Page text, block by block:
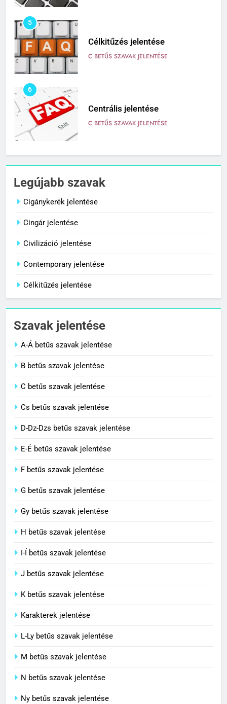
5
Célkitűzés jelentése
C BETŰS SZAVAK JELENTÉSE
6
Centrális jelentése
C BETŰS SZAVAK JELENTÉSE
7
Céltudatos jelentése
8
Centenárium jelentése
1
Cigánykerék jelentése
C BETŰS SZAVAK JELENTÉSE
C BETŰS SZAVAK JELENTÉSE
3
Civilizáció jelentése
4
Contemporary jelentése
5
Célkitűzés jelentése
C BETŰS SZAVAK JELENTÉSE
C BETŰS SZAVAK JELENTÉSE
Legújabb szavak
Cigánykerék jelentése
Cingár jelentése
Civilizáció jelentése
Contemporary jelentése
Célkitűzés jelentése
Szavak jelentése
A-Á betűs szavak jelentése
B betűs szavak jelentése
C betűs szavak jelentése
Cs betűs szavak jelentése
D-Dz-Dzs betűs szavak jelentése
E-É betűs szavak jelentése
F betűs szavak jelentése
G betűs szavak jelentése
Gy betűs szavak jelentése
H betűs szavak jelentése
I-Í betűs szavak jelentése
J betűs szavak jelentése
K betűs szavak jelentése
Karakterek jelentése
L-Ly betűs szavak jelentése
M betűs szavak jelentése
N betűs szavak jelentése
Ny betűs szavak jelentése